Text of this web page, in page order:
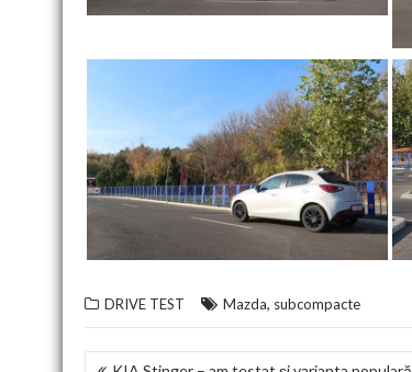
DRIVE TEST Mazda, subcompacte